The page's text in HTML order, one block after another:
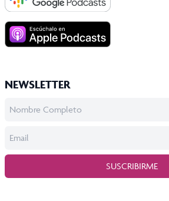
NEWSLETTER
SUSCRIBIRME